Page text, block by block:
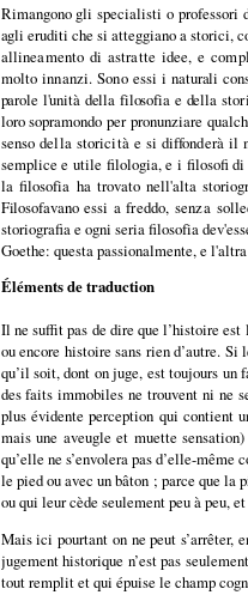
Rimangono gli specialisti o
agli eruditi che si atteggiano a storici,
allineamento di astratte idee, e
molto innanzi. Sono essii naturali
parole l'unità della filosofia e della
loro sopramondo per pronunziare
senso della storicità e si diffonderà il
semplice e utile filologia, e i filosofi di
la filo­sofia ha trovato nell'alta
Filosofavano essi afreddo, senza
storiografia e ogni seria filoso­fia
Goethe: questa passionalmente, e l'al­
Éléments de traduction
Il ne suffit pas de dire que l’histoire
ou encore histoire sans rien d’autre.
qu’il soit, dont on juge, est toujours un
des faits immobiles ne trouvent ni ne
plus évidente perception qui contient
mais une aveugle et muette
qu’elle ne s’envolera pas d’elle-
le pied ou avec un bâton ; parce que la
ou qui leur cède seulement peu à peu,
Mais ici pourtant on ne peut s’arrêter,
jugement historique n’est pas
tout remplit et qui épuise le champ